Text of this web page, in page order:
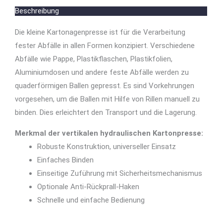
Beschreibung
Die kleine Kartonagenpresse ist für die Verarbeitung
fester Abfälle in allen Formen konzipiert. Verschiedene
Abfälle wie Pappe, Plastikflaschen, Plastikfolien,
Aluminiumdosen und andere feste Abfälle werden zu
quaderförmigen Ballen gepresst. Es sind Vorkehrungen
vorgesehen, um die Ballen mit Hilfe von Rillen manuell zu
binden. Dies erleichtert den Transport und die Lagerung.
Merkmal der vertikalen hydraulischen Kartonpresse:
Robuste Konstruktion, universeller Einsatz
Einfaches Binden
Einseitige Zuführung mit Sicherheitsmechanismus
Optionale Anti-Rückprall-Haken
Schnelle und einfache Bedienung